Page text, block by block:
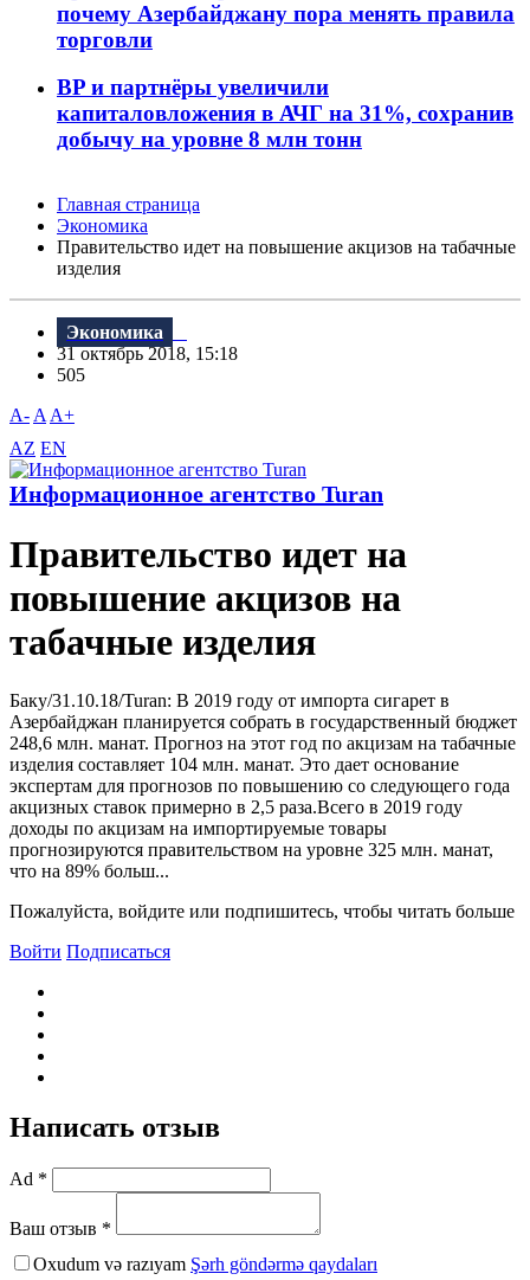
почему Азербайджану пора менять правила
торговли
BP и партнёры увеличили
капиталовложения в АЧГ на 31%, сохранив
добычу на уровне 8 млн тонн
Главная страница
Экономика
Правительство идет на повышение акцизов на табачные
изделия
Экономика
31 октябрь 2018, 15:18
505
A- A A+
AZ EN
Информационное агентство Turan
Правительство идет на
повышение акцизов на
табачные изделия
Баку/31.10.18/Turan: B 2019 году от импорта сигарет в
Азербайджан планируется собрать в государственный бюджет
248,6 млн. манат. Прогноз на этот год по акцизам на табачные
изделия составляет 104 млн. манат. Это дает основание
экспертам для прогнозов по повышению со следующего года
акцизных ставок примерно в 2,5 раза.Bсего в 2019 году
доходы по акцизам на импортируемые товары
прогнозируются правительством на уровне 325 млн. манат,
что на 89% больш...
Пожалуйста, войдите или подпишитесь, чтобы читать больше
Войти Подписаться
Написать отзыв
Ad *
Ваш отзыв *
Oxudum və razıyam Şərh göndərmə qaydaları